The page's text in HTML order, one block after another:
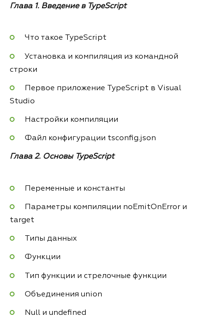
Глава 1. Введение в TypeScript
Что такое TypeScript
Установка и компиляция из командной
строки
Первое приложение TypeScript в Visual
Studio
Настройки компиляции
Файл конфигурации tsconfig.json
Глава 2. Основы TypeScript
Переменные и константы
Параметры компиляции noEmitOnError и
target
Типы данных
Функции
Тип функции и стрелочные функции
Объединения union
Null и undefined